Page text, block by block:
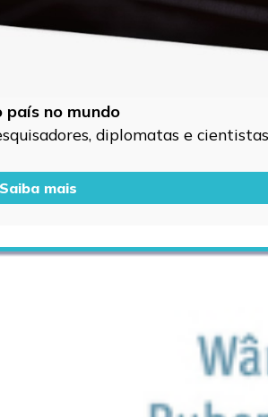
país no mundo
diplomatas e
Saiba mais